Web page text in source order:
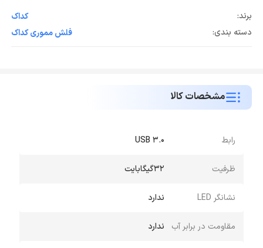
برند:
کداک
دسته بندی:
فلش مموری کداک
مشخصات کالا
رابط USB 3.0
ظرفیت 32گیگابایت
نشانگر LED ندارد
مقاومت در برابر آب ندارد